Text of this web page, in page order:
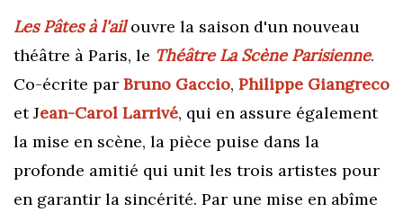
Les Pâtes à l'ail ouvre la saison d'un nouveau
théâtre à Paris, le Théâtre La Scène Parisienne.
Co-écrite par Bruno Gaccio, Philippe Giangreco
et Jean-Carol Larrivé, qui en assure également
la mise en scène, la pièce puise dans la
profonde amitié qui unit les trois artistes pour
en garantir la sincérité. Par une mise en abîme